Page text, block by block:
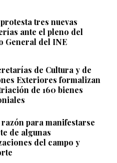
tres nuevas
ante el pleno del
General del INE
de Cultura y de
Exteriores formalizan
de 160 bienes
para manifestarse
de algunas
del campo y